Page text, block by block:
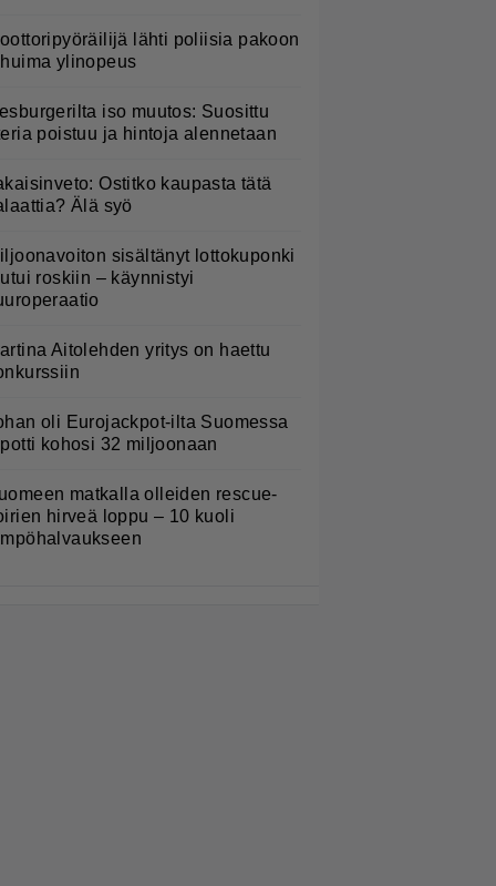
lähti poliisia pakoon
ylinopeus
iso muutos: Suosittu
poistuu ja hintoja alennetaan
Ostitko kaupasta tätä
Älä syö
sisältänyt lottokuponki
roskiin – käynnistyi
Aitolehden yritys on haettu
oli Eurojackpot-ilta Suomessa
kohosi 32 miljoonaan
matkalla olleiden rescue-
hirveä loppu – 10 kuoli